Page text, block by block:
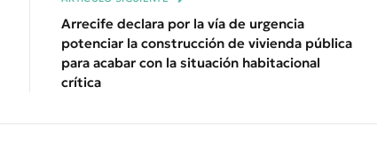
Arrecife declara por la vía de urgencia
potenciar la construcción de vivienda pública
para acabar con la situación habitacional
crítica